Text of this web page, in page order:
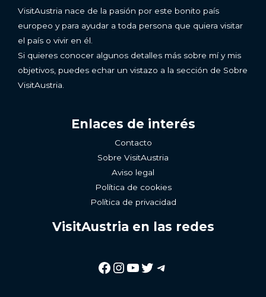
VisitAustria nace de la pasión por este bonito país
europeo y para ayudar a toda persona que quiera visitar
el país o vivir en él.
Si quieres conocer algunos detalles más sobre mí y mis
objetivos, puedes echar un vistazo a la sección de Sobre
VisitAustria.
Enlaces de interés
Contacto
Sobre VisitAustria
Aviso legal
Política de cookies
Política de privacidad
VisitAustria en las redes
Facebook
Instagram
YouTube
Twitter
Telegram